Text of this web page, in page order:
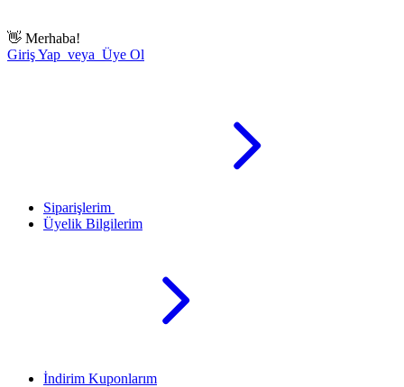
👋 Merhaba!
Giriş Yap veya Üye Ol
Siparişlerim
Üyelik Bilgilerim
İndirim Kuponlarım